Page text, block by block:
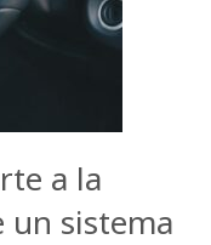
a la
un sistema